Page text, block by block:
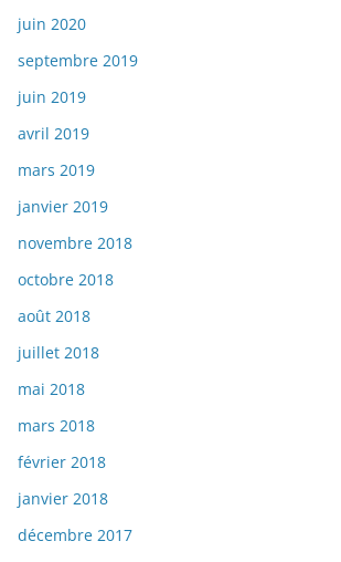
juin 2020
septembre 2019
juin 2019
avril 2019
mars 2019
janvier 2019
novembre 2018
octobre 2018
août 2018
juillet 2018
mai 2018
mars 2018
février 2018
janvier 2018
décembre 2017